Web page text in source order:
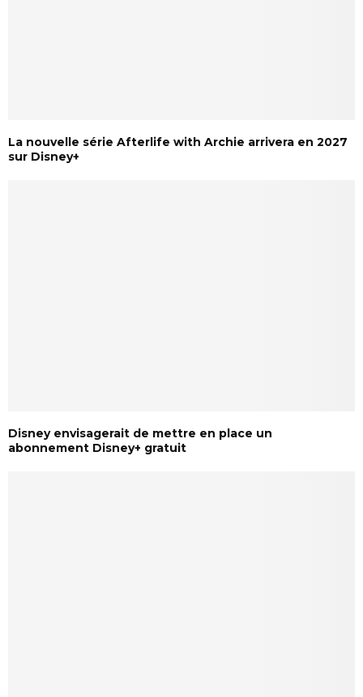
La nouvelle série Afterlife with Archie arrivera en 2027
sur Disney+
Disney envisagerait de mettre en place un
abonnement Disney+ gratuit